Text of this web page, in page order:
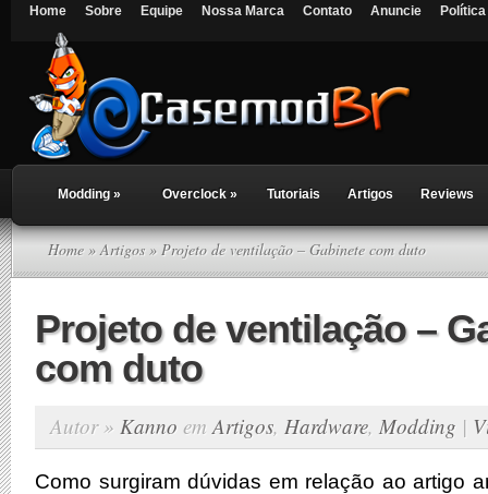
Home Sobre Equipe Nossa Marca Contato Anuncie
Modding » Overclock » Tutoriais Artigos Reviews
Home »Artigos» Projeto de ventilação – Gabinete com duto
Projeto de ventilação –
com duto
Autor » Kanno emArtigos, Hardware, Modding |
Como surgiram dúvidas em relação ao artigo